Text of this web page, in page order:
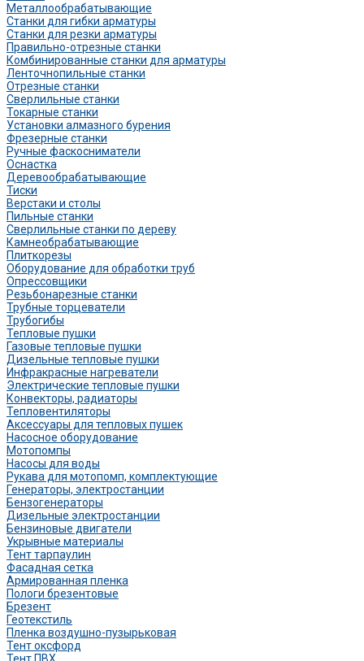
Металлообрабатывающие
Станки для гибки арматуры
Станки для резки арматуры
Правильно-отрезные станки
Комбинированные станки для арматуры
Ленточнопильные станки
Отрезные станки
Сверлильные станки
Токарные станки
Установки алмазного бурения
Фрезерные станки
Ручные фаскосниматели
Оснастка
Деревообрабатывающие
Тиски
Верстаки и столы
Пильные станки
Сверлильные станки по дереву
Камнеобрабатывающие
Плиткорезы
Оборудование для обработки труб
Опрессовщики
Резьбонарезные станки
Трубные торцеватели
Трубогибы
Тепловые пушки
Газовые тепловые пушки
Дизельные тепловые пушки
Инфракрасные нагреватели
Электрические тепловые пушки
Конвекторы, радиаторы
Тепловентиляторы
Аксессуары для тепловых пушек
Насосное оборудование
Мотопомпы
Насосы для воды
Рукава для мотопомп, комплектующие
Генераторы, электростанции
Бензогенераторы
Дизельные электростанции
Бензиновые двигатели
Укрывные материалы
Тент тарпаулин
Фасадная сетка
Армированная пленка
Пологи брезентовые
Брезент
Геотекстиль
Пленка воздушно-пузырьковая
Тент оксфорд
Тент ПВХ